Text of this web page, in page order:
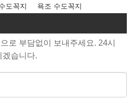
도꼭지
욕조 수도꼭지
로 부담없이 보내주세요. 24시
습니다.